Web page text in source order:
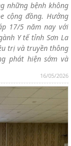
16/05/2026
những bệnh không
cộng đồng. Hưởng
17/5 năm nay với
Y tế tỉnh Sơn La
trị và truyền thông
phát hiện sớm và